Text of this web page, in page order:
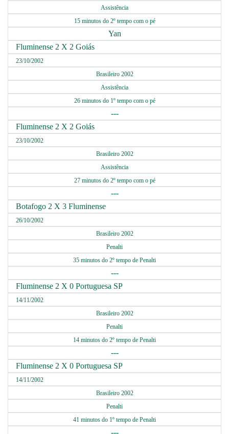
Assistência
15 minutos do 2º tempo com o pé
Yan
Fluminense 2 X 2 Goiás
23/10/2002
Brasileiro 2002
Assistência
26 minutos do 1º tempo com o pé
---
Fluminense 2 X 2 Goiás
23/10/2002
Brasileiro 2002
Assistência
27 minutos do 2º tempo com o pé
---
Botafogo 2 X 3 Fluminense
26/10/2002
Brasileiro 2002
Penalti
35 minutos do 2º tempo de Penalti
---
Fluminense 2 X 0 Portuguesa SP
14/11/2002
Brasileiro 2002
Penalti
14 minutos do 2º tempo de Penalti
---
Fluminense 2 X 0 Portuguesa SP
14/11/2002
Brasileiro 2002
Penalti
41 minutos do 1º tempo de Penalti
---